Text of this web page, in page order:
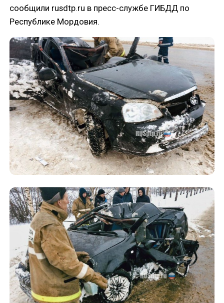
сообщили rusdtp.ru в пресс-службе ГИБДД по
Республике Мордовия.